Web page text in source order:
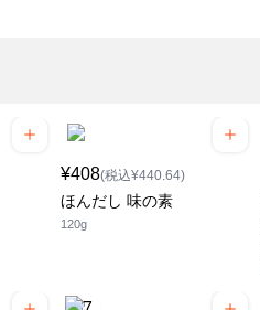
¥408(税込¥440.64)
ほんだし 味の素
120g